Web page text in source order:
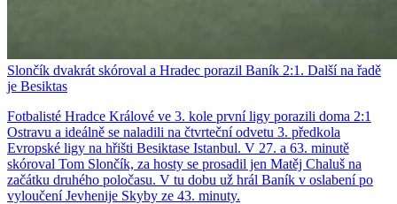
Slončík dvakrát skóroval a Hradec porazil Baník 2:1. Další na řadě
je Besiktas
Fotbalisté Hradce Králové ve 3. kole první ligy porazili doma 2:1
Ostravu a ideálně se naladili na čtvrteční odvetu 3. předkola
Evropské ligy na hřišti Besiktase Istanbul. V 27. a 63. minutě
skóroval Tom Slončík, za hosty se prosadil jen Matěj Chaluš na
začátku druhého poločasu. V tu dobu už hrál Baník v oslabení po
vyloučení Jevhenije Skyby ze 43. minuty.